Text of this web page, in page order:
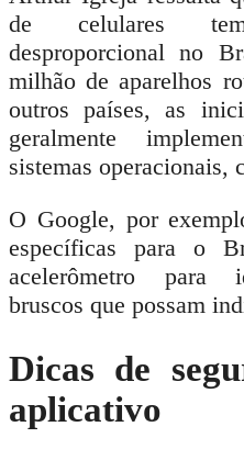
de celulares
desproporcional no
milhão de aparelhos
outros países, as
geralmente
sistemas operacionais,
O Google, por
específicas para o
acelerômetro para
bruscos que possam
Dicas de
aplicativo